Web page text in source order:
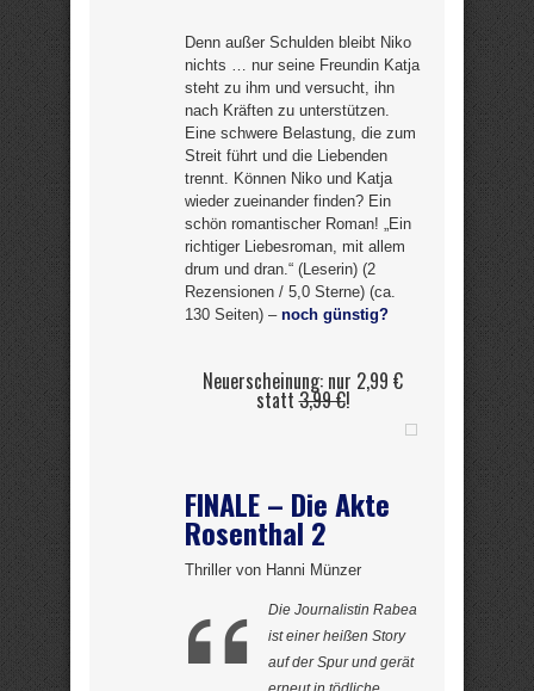
Denn außer Schulden bleibt Niko
nichts … nur seine Freundin Katja
steht zu ihm und versucht, ihn
nach Kräften zu unterstützen.
Eine schwere Belastung, die zum
Streit führt und die Liebenden
trennt. Können Niko und Katja
wieder zueinander finden? Ein
schön romantischer Roman! „Ein
richtiger Liebesroman, mit allem
drum und dran.“ (Leserin) (2
Rezensionen / 5,0 Sterne) (ca.
130 Seiten) – noch günstig?
Neuerscheinung: nur 2,99 €
statt3,99 €!
FINALE – Die Akte
Rosenthal 2
Thriller von Hanni Münzer
Die Journalistin Rabea
ist einer heißen Story
auf der Spur und gerät